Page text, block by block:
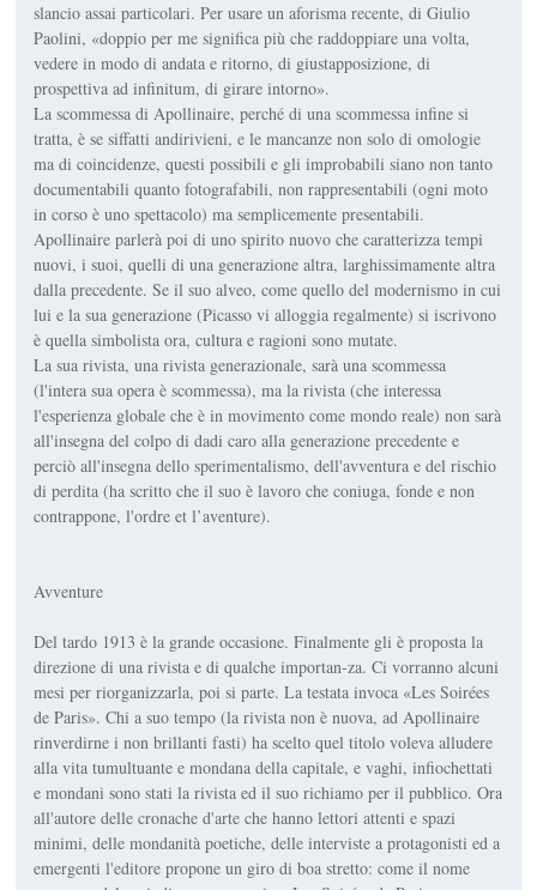
slancio assai particolari. Per usare un aforisma recente, di Giulio
Paolini, «doppio per me significa più che raddoppiare una volta,
vedere in modo di andata e ritorno, di giustapposizione, di
prospettiva ad infinitum, di girare intorno».
La scommessa di Apollinaire, perché di una scommessa infine si
tratta, è se siffatti andirivieni, e le mancanze non solo di omologie
ma di coincidenze, questi possibili e gli improbabili siano non tanto
documentabili quanto fotografabili, non rappresentabili (ogni moto
in corso è uno spettacolo) ma semplicemente presentabili.
Apollinaire parlerà poi di uno spirito nuovo che caratterizza tempi
nuovi, i suoi, quelli di una generazione altra, larghissimamente altra
dalla precedente. Se il suo alveo, come quello del modernismo in cui
lui e la sua generazione (Picasso vi alloggia regalmente) si iscrivono
è quella simbolista ora, cultura e ragioni sono mutate.
La sua rivista, una rivista generazionale, sarà una scommessa
(l'intera sua opera è scommessa), ma la rivista (che interessa
l'esperienza globale che è in movimento come mondo reale) non sarà
all'insegna del colpo di dadi caro alla generazione precedente e
perciò all'insegna dello sperimentalismo, dell'avventura e del rischio
di perdita (ha scritto che il suo è lavoro che coniuga, fonde e non
contrappone, l'ordre et l’aventure).
Avventure
Del tardo 1913 è la grande occasione. Finalmente gli è proposta la
direzione di una rivista e di qualche importan-za. Ci vorranno alcuni
mesi per riorganizzarla, poi si parte. La testata invoca «Les Soirées
de Paris». Chi a suo tempo (la rivista non è nuova, ad Apollinaire
rinverdirne i non brillanti fasti) ha scelto quel titolo voleva alludere
alla vita tumultuante e mondana della capitale, e vaghi, infiochettati
e mondani sono stati la rivista ed il suo richiamo per il pubblico. Ora
all'autore delle cronache d'arte che hanno lettori attenti e spazi
minimi, delle mondanità poetiche, delle interviste a protagonisti ed a
emergenti l'editore propone un giro di boa stretto: come il nome